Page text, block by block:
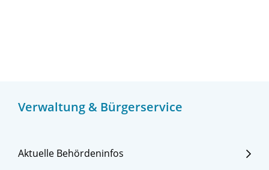
Verwaltung & Bürgerservice
Aktuelle Behördeninfos